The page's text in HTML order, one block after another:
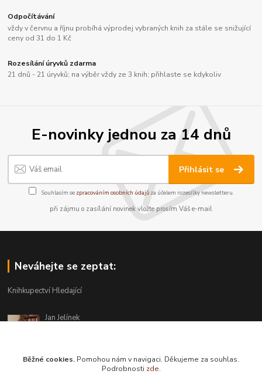
Odpočítávání
vždy v červnu a říjnu probíhá výprodej vybraných knih za stále se snižující
ceny od 31 do 1 Kč
Rozesílání úryvků zdarma
21 dnů - 21 úryvků; na výběr vždy ze 3 knih; přihlaste se kdykoliv
E-novinky jednou za 14 dnů
Přihlásit se
Souhlasím se zpracováním osobních údajůza účelem rozesílky newsletteru.
při zájmu o zasílání novinek vložte prosím Váš e-mail
Neváhejte se zeptat:
Knihkupectví Hledající
Jan Jelínek
info@hledajici.cz
Běžné cookies. Pomohou nám v navigaci. Děkujeme za souhlas.
Podrobnosti zde.